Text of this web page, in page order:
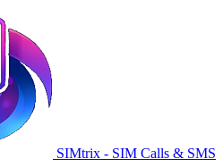
SIMtrix - SIM Calls & SMS